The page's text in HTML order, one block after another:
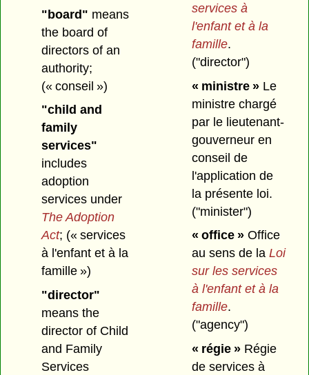
"board" means
the board of
directors of an
authority;
(« conseil »)
"child and
family
services"
includes
adoption
services under
The Adoption
Act; (« services
à l'enfant et à la
famille »)
"director"
means the
director of Child
and Family
Services
services à
l'enfant et à la
famille.
("director")
« ministre »Le
ministre chargé
par le lieutenant-
gouverneur en
conseil de
l'application de
la présente loi.
("minister")
« office »Office
au sens de la Loi
sur les services
à l'enfant et à la
famille.
("agency")
« régie »Régie
de services à